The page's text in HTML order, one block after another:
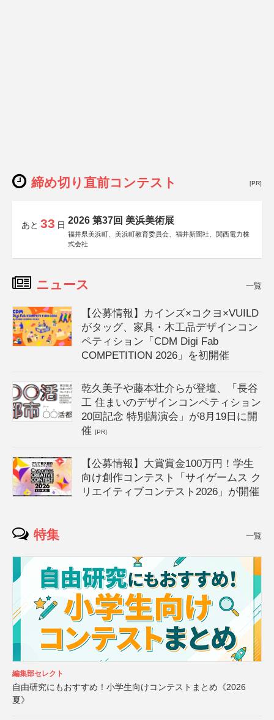
締め切り直前コンテスト [PR]
あと 33 日 2026 第37回 美浜美術展
福井県美浜町、美浜町教育委員会、福井新聞社、関西電力株
式会社
ニュース 一覧
【公募情報】カインズ×コクヨ×VUILD
がタッグ、家具・木工品デザインコン
ペティション「CDM Digi Fab
COMPETITION 2026」を初開催
乾久美子や藤本壮介らが登壇、「長谷
工 住まいのデザインコンペティション
20回記念 特別講演会」が8月19日に開
催[PR]
【公募情報】大賞賞金100万円！学生
向け創作コンテスト「サイゲームス ク
リエイティブコンテスト2026」が開催
特集 一覧
編集部セレクト
自由研究にもおすすめ！小学生向けコンテストまとめ《2026
夏》